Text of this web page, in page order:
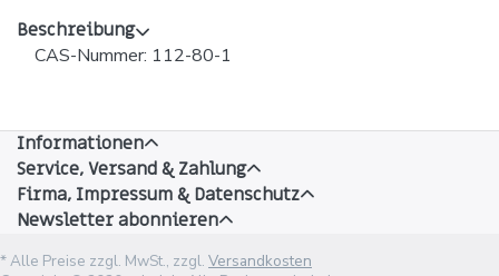
Beschreibung
CAS-Nummer: 112-80-1
Informationen
Service, Versand & Zahlung
Firma, Impressum & Datenschutz
Newsletter abonnieren
* Alle Preise zzgl. MwSt., zzgl. Versandkosten